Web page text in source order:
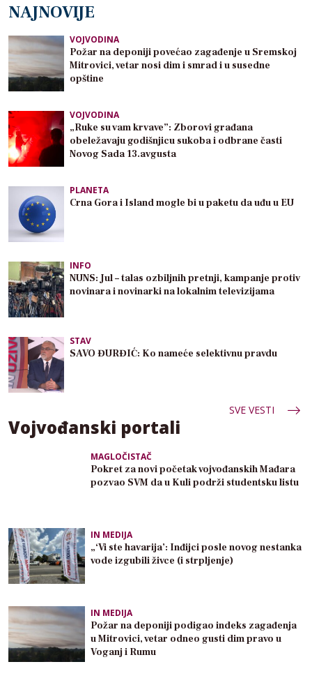
NAJNOVIJE
VOJVODINA
Požar na deponiji povećao zagađenje u Sremskoj
Mitrovici, vetar nosi dim i smrad i u susedne
opštine
VOJVODINA
„Ruke su vam krvave”: Zborovi građana
obeležavaju godišnjicu sukoba i odbrane časti
Novog Sada 13.avgusta
PLANETA
Crna Gora i Island mogle bi u paketu da uđu u EU
INFO
NUNS: Jul – talas ozbiljnih pretnji, kampanje protiv
novinara i novinarki na lokalnim televizijama
STAV
SAVO ĐURĐIĆ: Ko nameće selektivnu pravdu
SVE VESTI
Vojvođanski portali
MAGLOČISTAČ
Pokret za novi početak vojvođanskih Mađara
pozvao SVM da u Kuli podrži studentsku listu
IN MEDIJA
„‘Vi ste havarija’: Inđijci posle novog nestanka
vode izgubili živce (i strpljenje)
IN MEDIJA
Požar na deponiji podigao indeks zagađenja
u Mitrovici, vetar odneo gusti dim pravo u
Voganj i Rumu